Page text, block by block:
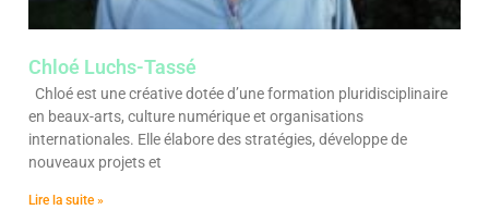
Chloé Luchs-Tassé
Chloé est une créative dotée d’une formation pluridisciplinaire
en beaux-arts, culture numérique et organisations
internationales. Elle élabore des stratégies, développe de
nouveaux projets et
Lire la suite »